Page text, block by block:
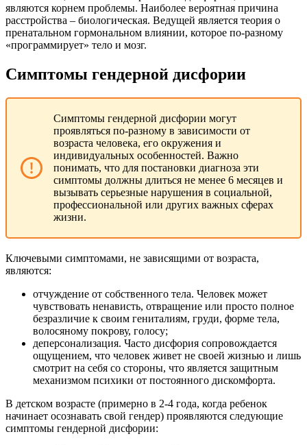
являются корнем проблемы. Наиболее вероятная причина
расстройства – биологическая. Ведущей является теория о
пренатальном гормональном влиянии, которое по-разному
«программирует» тело и мозг.
Симптомы гендерной дисфории
Симптомы гендерной дисфории могут
проявляться по-разному в зависимости от
возраста человека, его окружения и
индивидуальных особенностей. Важно
понимать, что для постановки диагноза эти
симптомы должны длиться не менее 6 месяцев и
вызывать серьезные нарушения в социальной,
профессиональной или других важных сферах
жизни.
Ключевыми симптомами, не зависящими от возраста,
являются:
отчуждение от собственного тела. Человек может
чувствовать ненависть, отвращение или просто полное
безразличие к своим гениталиям, груди, форме тела,
волосяному покрову, голосу;
деперсонализация. Часто дисфория сопровождается
ощущением, что человек живет не своей жизнью и лишь
смотрит на себя со стороны, что является защитным
механизмом психики от постоянного дискомфорта.
В детском возрасте (примерно в 2-4 года, когда ребенок
начинает осознавать свой гендер) проявляются следующие
симптомы гендерной дисфории: